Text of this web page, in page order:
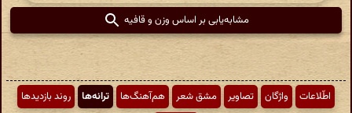
مشابه‌یابی بر اساس وزن و قافیه
اطّلاعات واژگان تصاویر مشق شعر هم‌آهنگ‌ها ترانه‌ها
روند بازدیدها